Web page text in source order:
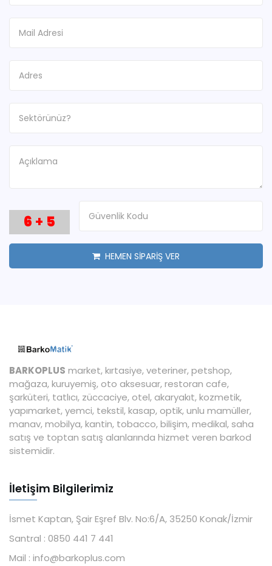
6 + 5
HEMEN SİPARİŞ VER
BARKOPLUS market, kırtasiye, veteriner, petshop,
mağaza, kuruyemiş, oto aksesuar, restoran cafe,
şarküteri, tatlıcı, züccaciye, otel, akaryakıt, kozmetik,
yapımarket, yemci, tekstil, kasap, optik, unlu mamüller,
manav, mobilya, kantin, tobacco, bilişim, medikal, saha
satış ve toptan satış alanlarında hizmet veren barkod
sistemidir.
İletişim Bilgilerimiz
İsmet Kaptan, Şair Eşref Blv. No:6/A, 35250 Konak/İzmir
Santral : 0850 441 7 441
Mail : info@barkoplus.com